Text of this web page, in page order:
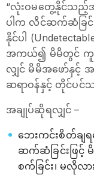
“လုံးဝမတွေ့နိုင်သည့်အ
ပါက လိင်ဆက်ဆံခြင်
နိုင်ပါ
အကယ်၍ မိမိတွင် ကူးစ
လျှင် မိမိအဖော်နှင့်
ဆရာဝန်နှင့် တိုင်ပင်
အချုပ်ဆိုရလျှင် –
ဘေးကင်းစိတ်ခ
ဆက်ဆံခြင်းဖြင့်
စက်ခြင်း၊ မလို